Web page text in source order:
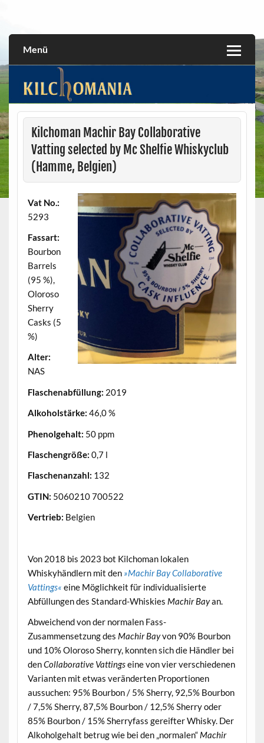
Menü
Kilchoman Machir Bay Collaborative
Vatting selected by Mc Shelfie Whiskyclub
(Hamme, Belgien)
Vat No.:
5293
Fassart:
Bourbon
Barrels
(95 %),
Oloroso
Sherry
Casks (5
%)
Alter:
NAS
Flaschenabfüllung: 2019
Alkoholstärke: 46,0 %
Phenolgehalt: 50 ppm
Flaschengröße: 0,7 l
Flaschenanzahl: 132
GTIN: 5060210 700522
Vertrieb: Belgien
Von 2018 bis 2023 bot Kilchoman lokalen
Whiskyhändlern mit den »Machir Bay Collaborative
Vattings« eine Möglichkeit für individualisierte
Abfüllungen des Standard-Whiskies Machir Bayan.
Abweichend von der normalen Fass-
Zusammensetzung des Machir Bayvon 90% Bourbon
und 10% Oloroso Sherry, konnten sich die Händler bei
denCollaborative Vattingseine von vier verschiedenen
Varianten mit etwas veränderten Proportionen
aussuchen: 95% Bourbon / 5% Sherry, 92,5% Bourbon
/ 7,5% Sherry, 87,5% Bourbon / 12,5% Sherry oder
85% Bourbon / 15% Sherryfass gereifter Whisky. Der
Alkoholgehalt betrug wie bei den „normalen“ Machir